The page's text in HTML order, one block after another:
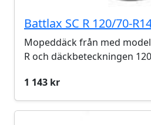
Battlax SC R 120/70-
Mopeddäck från med
R och däckbeteckningen
1 143 kr